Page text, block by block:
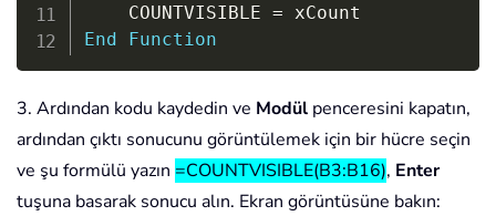
    COUNTVISIBLE
=
End
Function
3. Ardından kodu kaydedin ve Modül penceresini kapatın,
ardından çıktı sonucunu görüntülemek için bir hücre seçin
ve şu formülü yazın =COUNTVISIBLE(B3:B16), Enter
tuşuna basarak sonucu alın. Ekran görüntüsüne bakın: